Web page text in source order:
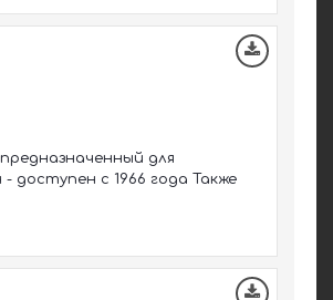
для
доступен с 1966 года Также